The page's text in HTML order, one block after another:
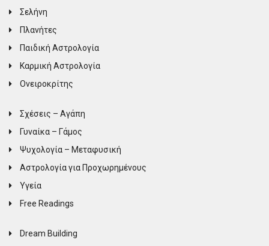
Σελήνη
Πλανήτες
Παιδική Αστρολογία
Καρμική Αστρολογία
Ονειροκρίτης
Σχέσεις – Αγάπη
Γυναίκα – Γάμος
Ψυχολογία – Μεταφυσική
Αστρολογία για Προχωρημένους
Υγεία
Free Readings
Dream Building